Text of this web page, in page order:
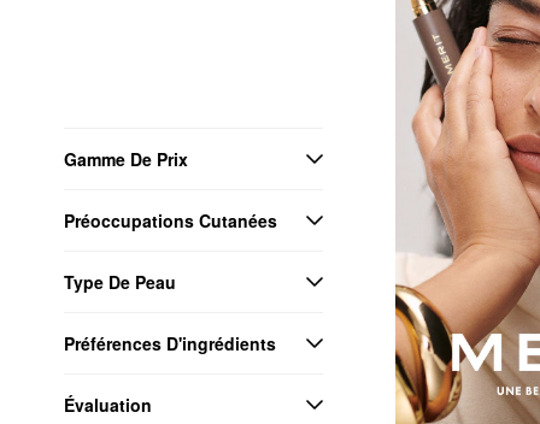
Gamme De Prix
Préoccupations Cutanées
Type De Peau
Préférences D'ingrédients
Évaluation